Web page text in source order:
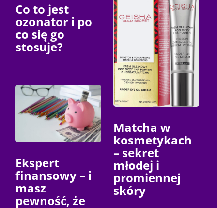
Co to jest
ozonator i po
co się go
stosuje?
Ekspert
finansowy – i
masz
pewność, że
Matcha w
kosmetykach
– sekret
młodej i
promiennej
skóry